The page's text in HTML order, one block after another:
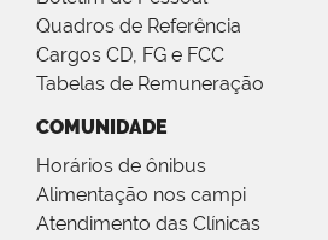
Quadros de Referência
Cargos CD, FG e FCC
Tabelas de Remuneração
COMUNIDADE
Horários de ônibus
Alimentação nos campi
Atendimento das Clínicas